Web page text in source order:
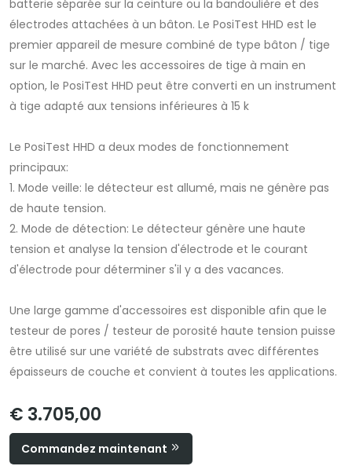
batterie séparée sur la ceinture ou la bandoulière et des
électrodes attachées à un bâton. Le PosiTest HHD est le
premier appareil de mesure combiné de type bâton / tige
sur le marché. Avec les accessoires de tige à main en
option, le PosiTest HHD peut être converti en un instrument
à tige adapté aux tensions inférieures à 15 k
Le PosiTest HHD a deux modes de fonctionnement
principaux:
1. Mode veille: le détecteur est allumé, mais ne génère pas
de haute tension.
2. Mode de détection: Le détecteur génère une haute
tension et analyse la tension d'électrode et le courant
d'électrode pour déterminer s'il y a des vacances.
Une large gamme d'accessoires est disponible afin que le
testeur de pores / testeur de porosité haute tension puisse
être utilisé sur une variété de substrats avec différentes
épaisseurs de couche et convient à toutes les applications.
€ 3.705,00
Commandez maintenant